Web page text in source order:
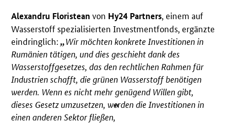
Alexandru Floristean von Hy24 Partners , einem auf
Wasserstoff spezialisierten Investmentfonds, ergänzte
eindringlich: Wir möchten konkrete Investitionen in
Rumänien tätigen, und dies geschieht dank des
Wasserstoffgesetzes, das den rechtlichen Rahmen für
Industrien schafft, die grünen Wasserstoff benötigen
werden. Wenn es nicht mehr genügend Willen gibt,
dieses Gesetz umzusetzen, werden die Investitionen in
einen anderen Sektor fließen